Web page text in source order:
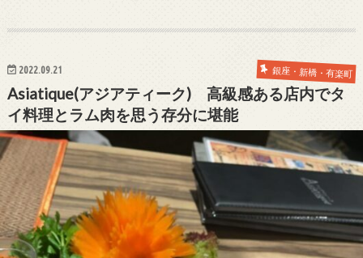
2022.09.21 銀座・新橋・有楽町
Asiatique(アジアティーク) 高級感ある店内でタ
イ料理とラム肉を思う存分に堪能